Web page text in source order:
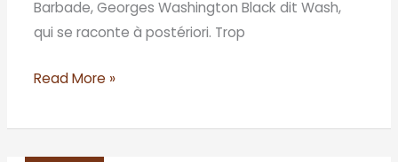
Barbade, Georges Washington Black dit Wash,
qui se raconte à postériori. Trop
Read More »